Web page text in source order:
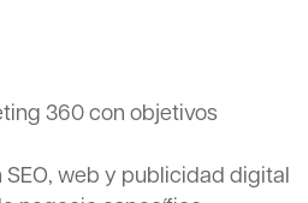
360 con objetivos
web y publicidad digital